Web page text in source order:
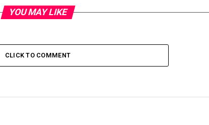
YOU MAY LIKE
CLICK TO COMMENT